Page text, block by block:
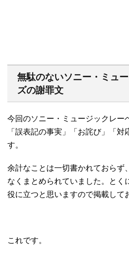
無駄のないソニー・ミュ
ズの謝罪文
今回のソニー・ミュージックレー
「誤表記の事実」「お詫び」「対
す。
余計なことは一切書かれておらず
なくまとめられていました。とく
役に立つと思いますので掲載して
これです。